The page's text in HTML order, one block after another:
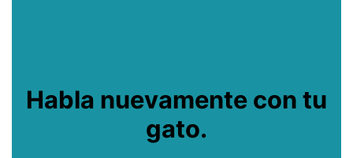
Habla nuevamente con tu
gato.